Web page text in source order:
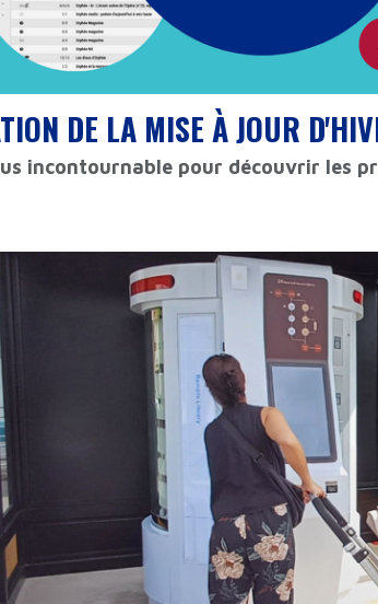
DE LA MISE À JOUR
incontournable pour découvrir les